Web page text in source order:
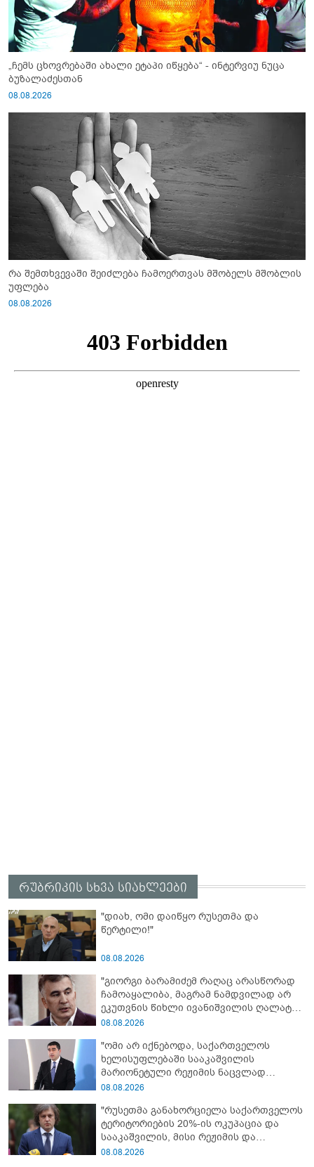
„ჩემს ცხოვრებაში ახალი ეტაპი იწყება“ - ინტერვიუ ნუცა
ბუზალაძესთან
08.08.2026
რა შემთხვევაში შეიძლება ჩამოერთვას მშობელს მშობლის
უფლება
08.08.2026
რუბრიკის სხვა სიახლეები
"დიახ, ომი დაიწყო რუსეთმა და
წერტილი!"
08.08.2026
"გიორგი ბარამიძემ რაღაც არასწორად
ჩამოაყალიბა, მაგრამ ნამდვილად არ
ეკუთვნის წიხლი ივანიშვილის ღალატზე
დაფუძნებული დიქტატურის
მსმენია ქართველების მიერ ტყვეების
დახვრეტაზე"
08.08.2026
"ომი არ იქნებოდა, საქართველოს
ხელისუფლებაში სააკაშვილის
მარიონეტული რეჟიმის ნაცვლად
„ქართული ოცნების“ მსგავსი
2008 წლის ომი თუ არ იქნებოდა, დიდი
ალბათობით, არც უკრაინის ომი
იქნებოდა"
08.08.2026
"რუსეთმა განახორციელა საქართველოს
ტერიტორიების 20%-ის ოკუპაცია და
სააკაშვილის, მისი რეჟიმის და
„ნაცმოძრაობის“ ღალატი ვერანაირად
08.08.2026